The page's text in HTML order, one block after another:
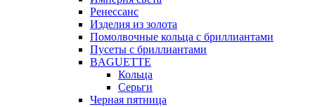
Ренессанс
Изделия из золота
Помолвочные кольца с бриллиантами
Пусеты с бриллиантами
BAGUETTE
Кольца
Серьги
Черная пятница